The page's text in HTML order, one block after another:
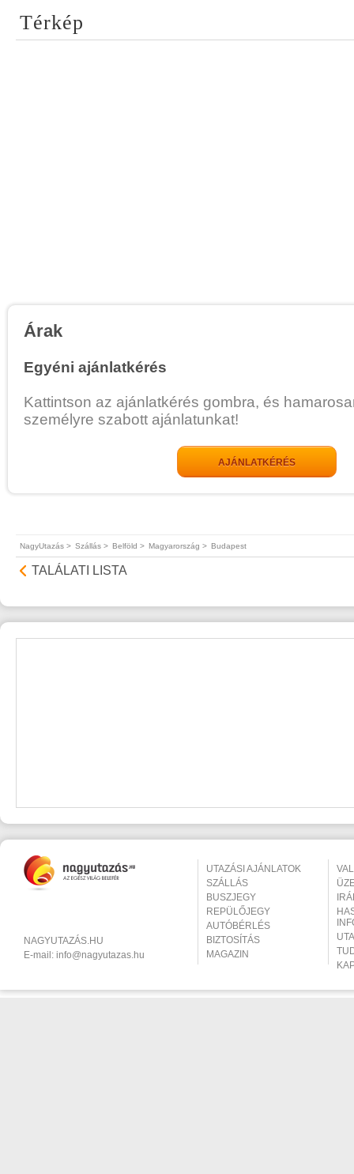
Térkép
Árak
Egyéni ajánlatkérés
Kattintson az ajánlatkérés gombra, és
személyre szabott ajánlatunkat!
AJÁNLATKÉRÉS
NagyUtazás > Szállás > Belföld > Magyarország > Budapest
TALÁLATI LISTA
NAGYUTAZÁS.HU
E-mail: info@nagyutazas.hu
UTAZÁSI AJÁNLATOK
SZÁLLÁS
BUSZJEGY
REPÜLŐJEGY
AUTÓBÉRLÉS
BIZTOSÍTÁS
MAGAZIN